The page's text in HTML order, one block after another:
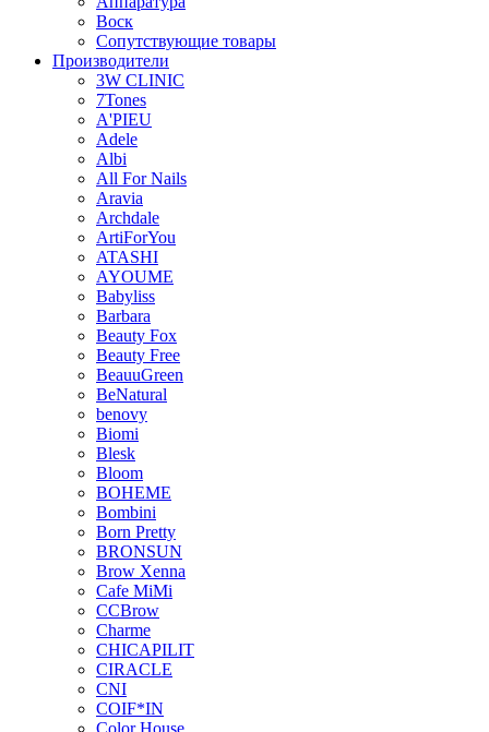
Воск
Сопутствующие товары
Производители
3W CLINIC
7Tones
A'PIEU
Adele
Albi
All For Nails
Aravia
Archdale
ArtiForYou
ATASHI
AYOUME
Babyliss
Barbara
Beauty Fox
Beauty Free
BeauuGreen
BeNatural
benovy
Biomi
Blesk
Bloom
BOHEME
Bombini
Born Pretty
BRONSUN
Brow Xenna
Cafe MiMi
CCBrow
Charme
CHICAPILIT
CIRACLE
CNI
COIF*IN
Color House